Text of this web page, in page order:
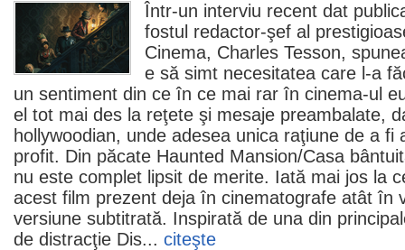
Într-un interviu recent dat
fostul redactor-şef al
Cinema, Charles Tesson,
e să simt necesitatea care l-a
un sentiment din ce în ce mai rar în cinema-ul
el tot mai des la reţete şi mesaje preambalate,
hollywoodian, unde adesea unica raţiune de a fi
profit. Din păcate Haunted Mansion/Casa
nu este complet lipsit de merite. Iată mai jos la
acest film prezent deja în cinematografe atât în
versiune subtitrată. Inspirată de una din
de distracţie Dis... citeşte